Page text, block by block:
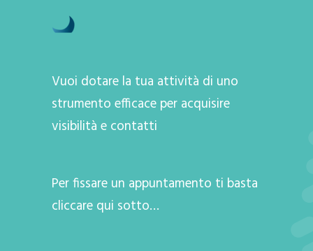
Vuoi dotare la tua attività di uno
strumento efficace per acquisire
visibilità e contatti
Per fissare un appuntamento ti basta
cliccare qui sotto…